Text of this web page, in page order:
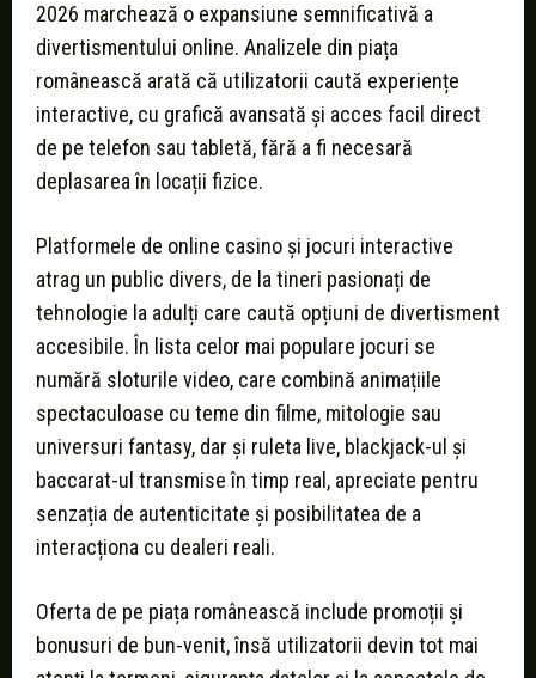
2026 marchează o expansiune semnificativă a
divertismentului online. Analizele din piața
românească arată că utilizatorii caută experiențe
interactive, cu grafică avansată și acces facil direct
de pe telefon sau tabletă, fără a fi necesară
deplasarea în locații fizice.
Platformele de online casino și jocuri interactive
atrag un public divers, de la tineri pasionați de
tehnologie la adulți care caută opțiuni de divertisment
accesibile. În lista celor mai populare jocuri se
numără sloturile video, care combină animațiile
spectaculoase cu teme din filme, mitologie sau
universuri fantasy, dar și ruleta live, blackjack-ul și
baccarat-ul transmise în timp real, apreciate pentru
senzația de autenticitate și posibilitatea de a
interacționa cu dealeri reali.
Oferta de pe piața românească include promoții și
bonusuri de bun-venit, însă utilizatorii devin tot mai